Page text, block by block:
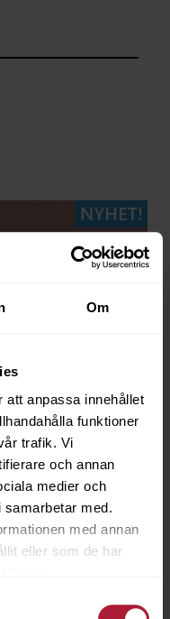
Om
att anpassa innehållet
funktioner
trafik. Vi
och annan
medier och
med.
med annan
eller som de har